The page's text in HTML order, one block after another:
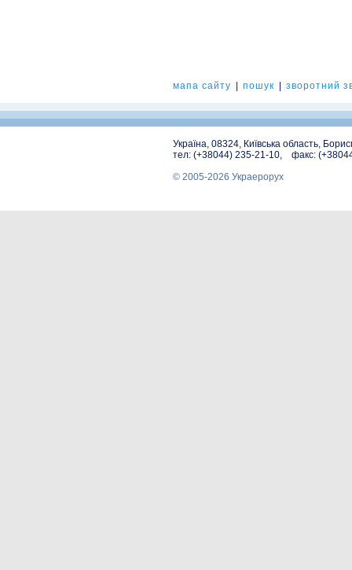
мапа сайту пошук зворотний
Україна, 08324, Київська область,
тел: (+38044) 235-21-10, факс:
© 2005-2026 Украерорух